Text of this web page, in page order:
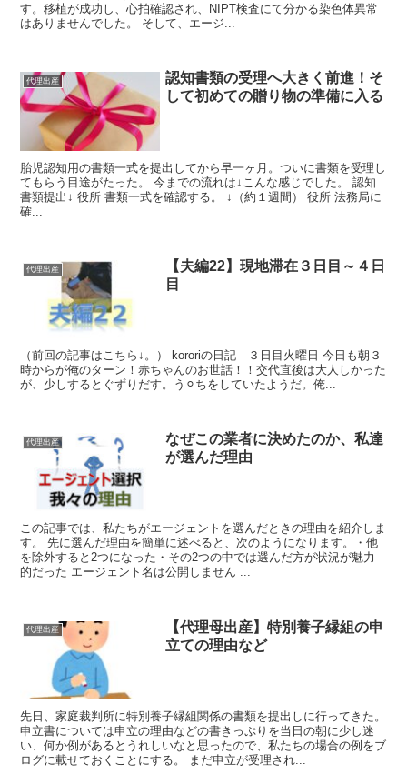
す。移植が成功し、心拍確認され、NIPT検査にて分かる染色体異常
はありませんでした。 そして、エージ...
代理出産
認知書類の受理へ大きく前進！そ
して初めての贈り物の準備に入る
胎児認知用の書類一式を提出してから早一ヶ月。ついに書類を受理し
てもらう目途がたった。 今までの流れは↓こんな感じでした。 認知
書類提出↓ 役所 書類一式を確認する。 ↓（約１週間） 役所 法務局に
確...
代理出産
【夫編22】現地滞在３日目～４日
目
（前回の記事はこちら↓。） kororiの日記 ３日目火曜日 今日も朝３
時からが俺のターン！赤ちゃんのお世話！！交代直後は大人しかった
が、少しするとぐずりだす。う⚪︎ちをしていたようだ。俺...
代理出産
なぜこの業者に決めたのか、私達
が選んだ理由
この記事では、私たちがエージェントを選んだときの理由を紹介しま
す。 先に選んだ理由を簡単に述べると、次のようになります。・他
を除外すると2つになった・その2つの中では選んだ方が状況が魅力
的だった エージェント名は公開しません ...
代理出産
【代理母出産】特別養子縁組の申
立ての理由など
先日、家庭裁判所に特別養子縁組関係の書類を提出しに行ってきた。
申立書については申立の理由などの書きっぷりを当日の朝に少し迷
い、何か例があるとうれしいなと思ったので、私たちの場合の例をブ
ログに載せておくことにする。 まだ申立が受理され...